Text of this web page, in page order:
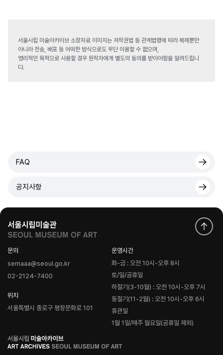
서울시립 미술아카이브 소장자료 이미지는 저작권법 등 관계법령에 따라 복제뿐만
아니라 전송, 배포 등 어떠한 방식으로도 무단 이용할 수 없으며,
영리적인 목적으로 사용할 경우 원작자에게 별도의 동의를 받아야함을 알려드립니
다.
FAQ
공지사항
문의
semaaa@seoul.go.kr
02-2124-7400
위치
서울특별시 종로구 평창문화로 101
운영시간
화-금 : 오전 10시-오후 8시
토/일/공휴일
하절기(3-10월) : 오전 10시-오후 7시
동절기(11-2월) : 오전 10시-오후 6시
휴관일
1월 1일/매주 월요일(공휴일 제외)
로
고